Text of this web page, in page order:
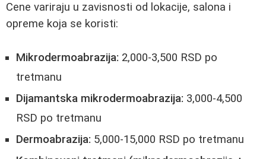
Cene variraju u zavisnosti od lokacije, salona i
opreme koja se koristi:
Mikrodermoabrazija: 2,000-3,500 RSD po
tretmanu
Dijamantska mikrodermoabrazija: 3,000-4,500
RSD po tretmanu
Dermoabrazija: 5,000-15,000 RSD po tretmanu